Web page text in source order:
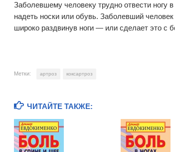
Заболевше­му человеку трудно отвести ногу в
надеть носки или обувь. Заболевший
широко раздвинув ноги — или сделает это с
Метки: артроз коксартроз
ЧИТАЙТЕ ТАКЖЕ: